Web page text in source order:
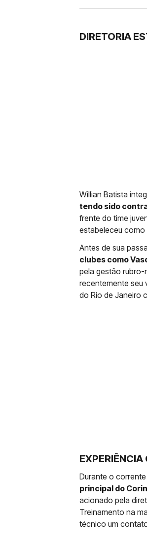
DIRETORIA
Willian Batista
tendo sido
frente do time
estabeleceu como
Antes de sua
clubes como
pela gestão
recentemente seu
do Rio de Janeiro
Durante o
principal do
acionado pela
Treinamento na
técnico um